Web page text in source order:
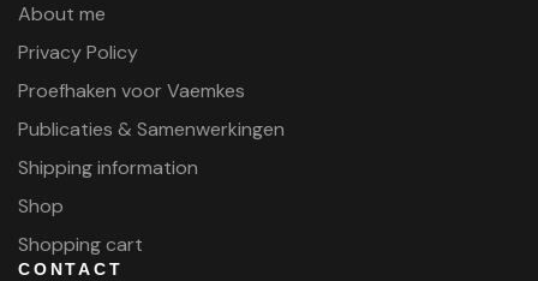
About me
Privacy Policy
Proefhaken voor Vaemkes
Publicaties & Samenwerkingen
Shipping information
Shop
Shopping cart
CONTACT